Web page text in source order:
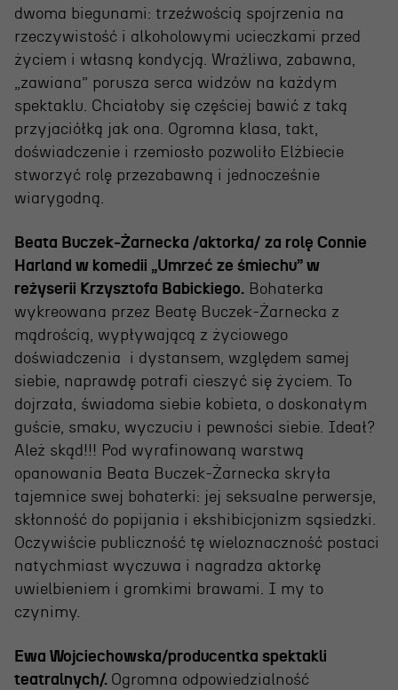
OSIECKA. ARCHIPELAGI
reż. Jacek Bała
dwoma biegunami: trzeźwością spojrzenia na
rzeczywistość i alkoholowymi ucieczkami przed
życiem i własną kondycją. Wrażliwa, zabawna,
„zawiana” porusza serca widzów na każdym
spektaklu. Chciałoby się częściej bawić z taką
przyjaciółką jak ona. Ogromna klasa, takt,
doświadczenie i rzemiosło pozwoliło Elżbiecie
stworzyć rolę przezabawną i jednocześnie
wiarygodną.
Beata Buczek-Żarnecka /aktorka/ za rolę Connie
Harland w komedii „Umrzeć ze śmiechu” w
reżyserii Krzysztofa Babickiego. Bohaterka
wykreowana przez Beatę Buczek-Żarnecka z
mądrością, wypływającą z życiowego
doświadczenia i dystansem, względem samej
siebie, naprawdę potrafi cieszyć się życiem. To
dojrzała, świadoma siebie kobieta, o doskonałym
guście, smaku, wyczuciu i pewności siebie. Ideał?
Ależ skąd!!! Pod wyrafinowaną warstwą
opanowania Beata Buczek-Żarnecka skryła
tajemnice swej bohaterki: jej seksualne perwersje,
skłonność do popijania i ekshibicjonizm sąsiedzki.
Oczywiście publiczność tę wieloznaczność postaci
natychmiast wyczuwa i nagradza aktorkę
uwielbieniem i gromkimi brawami. I my to
czynimy.
Ewa Wojciechowska/producentka spektakli
teatralnych/. Ogromna odpowiedzialność